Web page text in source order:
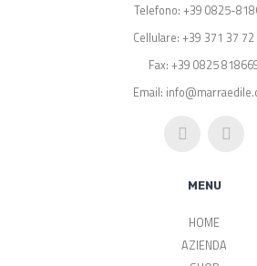
Telefono: +39 0825-
Cellulare: +39 371 37 72
Fax: +39 0825
Email:
MENU
HOME
AZIENDA